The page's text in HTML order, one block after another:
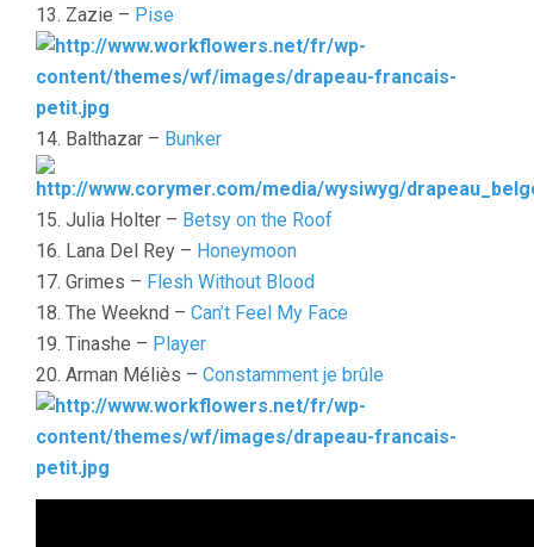
13. Zazie – Pise
14. Balthazar – Bunker
15. Julia Holter – Betsy on the Roof
16. Lana Del Rey – Honeymoon
17. Grimes – Flesh Without Blood
18. The Weeknd – Can’t Feel My Face
19. Tinashe – Player
20. Arman Méliès – Constamment je brûle